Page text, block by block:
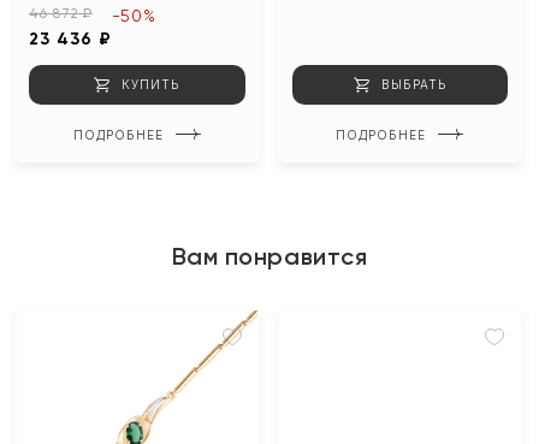
46 872 ₽
23 436 ₽
-50%
КУПИТЬ
ПОДРОБНЕЕ
ВЫБРАТЬ
ПОДРОБНЕЕ
Вам понравится